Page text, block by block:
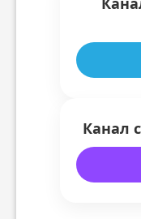
Канал